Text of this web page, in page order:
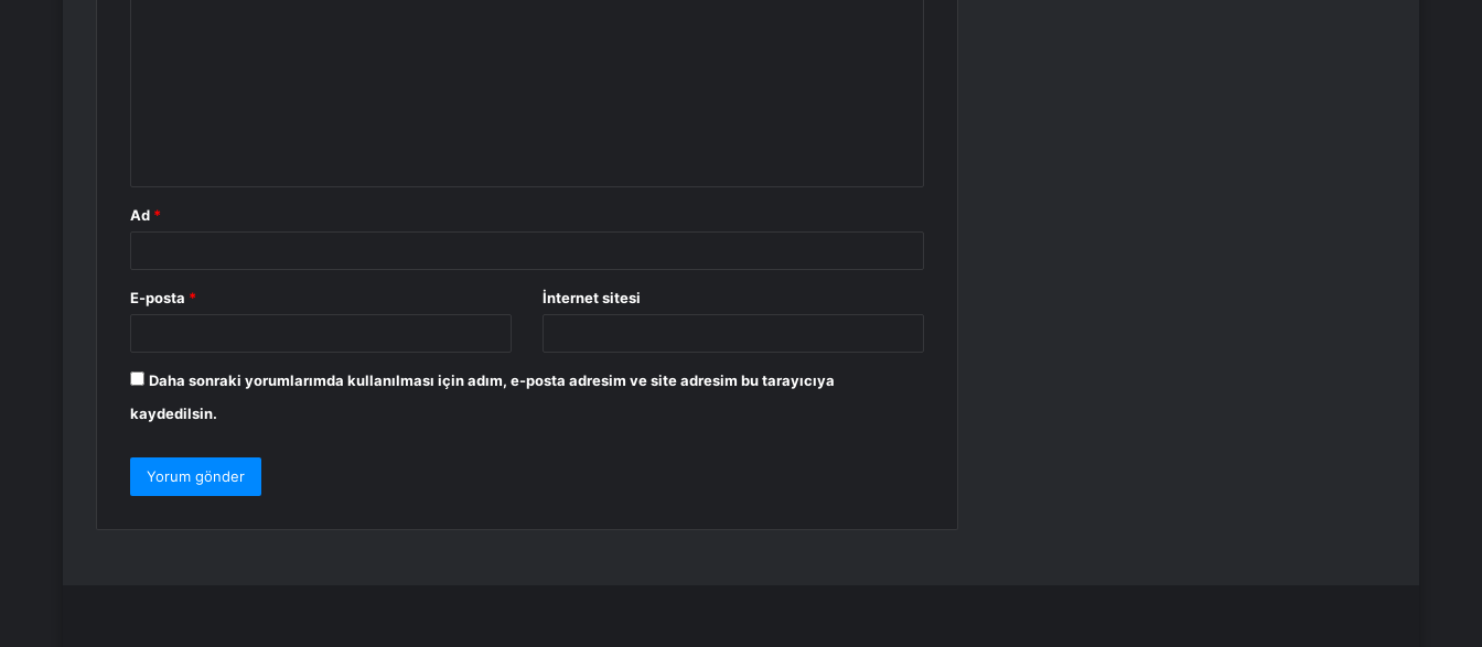
Ad *
E-posta * İnternet sitesi
Daha sonraki yorumlarımda kullanılması için adım, e-posta adresim ve site adresim bu tarayıcıya
kaydedilsin.